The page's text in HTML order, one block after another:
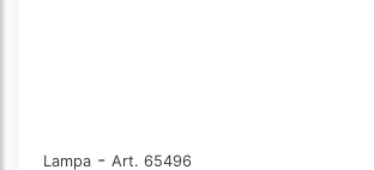
Lampa - Art. 65496